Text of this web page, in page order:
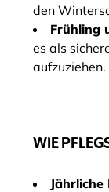
den
Frühling
es als
aufzuziehen.
WIE
Jährliche